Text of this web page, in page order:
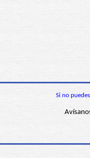
Si no